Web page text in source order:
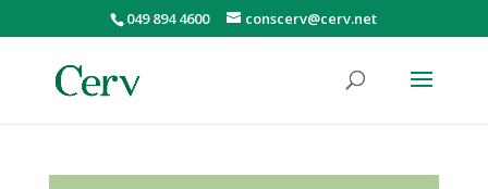
049 894 4600 conscerv@cerv.net